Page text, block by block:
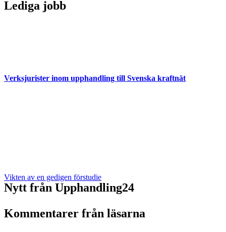
Lediga jobb
Verksjurister inom upphandling till Svenska kraftnät
Vikten av en gedigen förstudie
Nytt från Upphandling24
Kommentarer från läsarna